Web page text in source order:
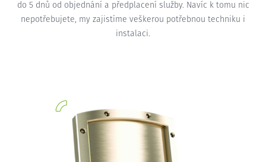
do 5 dnů od objednání a předplacení služby. Navíc k tomu nic
nepotřebujete, my zajistíme veškerou potřebnou techniku i
instalaci.